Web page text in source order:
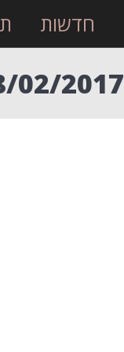
חדשות
02/2017